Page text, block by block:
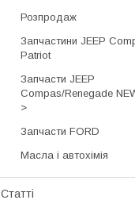
Розпродаж
Запчастини JEEP
Patriot
Запчасти JEEP
Compas/Renegade
>
Запчасти FORD
Масла і автохімія
Статті